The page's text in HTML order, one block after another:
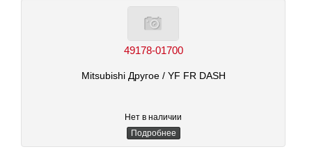
49178-01700
Mitsubishi Другое / YF FR DASH
Нет в наличии
Подробнее